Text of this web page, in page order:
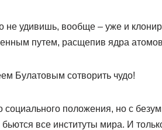
не удивишь, вообще – уже и
путем, расщепив ядра
Булатовым сотворить чудо!
социального положения, но с
все институты мира. И